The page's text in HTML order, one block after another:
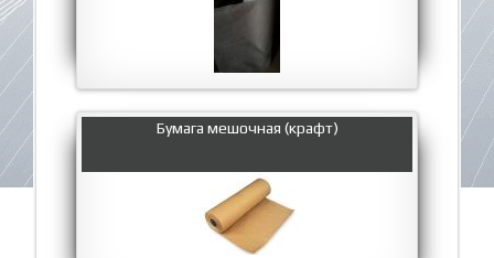
Бумага мешочная (крафт)